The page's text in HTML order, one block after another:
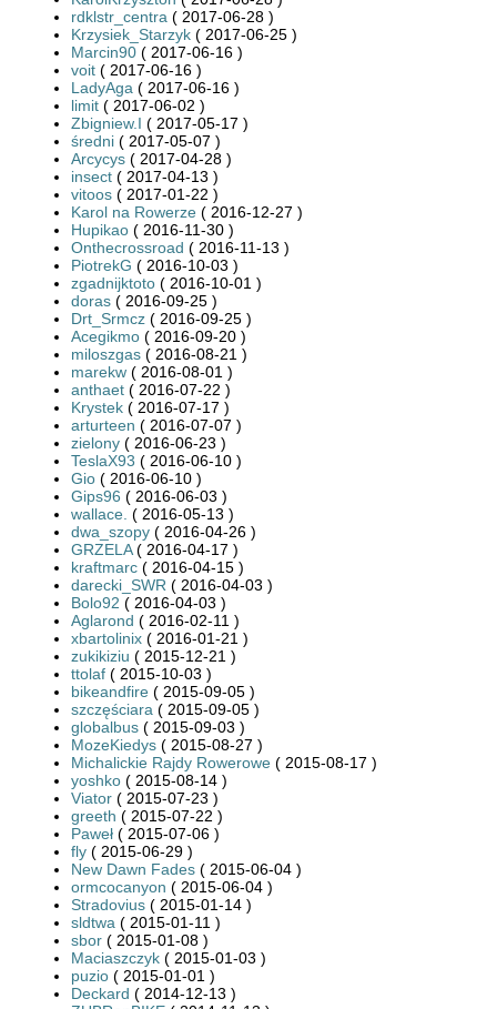
rdklstr_centra ( 2017-06-28 )
Krzysiek_Starzyk ( 2017-06-25 )
Marcin90 ( 2017-06-16 )
voit ( 2017-06-16 )
LadyAga ( 2017-06-16 )
limit ( 2017-06-02 )
Zbigniew.I ( 2017-05-17 )
średni ( 2017-05-07 )
Arcycys ( 2017-04-28 )
insect ( 2017-04-13 )
vitoos ( 2017-01-22 )
Karol na Rowerze ( 2016-12-27 )
Hupikao ( 2016-11-30 )
Onthecrossroad ( 2016-11-13 )
PiotrekG ( 2016-10-03 )
zgadnijktoto ( 2016-10-01 )
doras ( 2016-09-25 )
Drt_Srmcz ( 2016-09-25 )
Acegikmo ( 2016-09-20 )
miloszgas ( 2016-08-21 )
marekw ( 2016-08-01 )
anthaet ( 2016-07-22 )
Krystek ( 2016-07-17 )
arturteen ( 2016-07-07 )
zielony ( 2016-06-23 )
TeslaX93 ( 2016-06-10 )
Gio ( 2016-06-10 )
Gips96 ( 2016-06-03 )
wallace. ( 2016-05-13 )
dwa_szopy ( 2016-04-26 )
GRZELA( 2016-04-17 )
kraftmarc ( 2016-04-15 )
darecki_SWR ( 2016-04-03 )
Bolo92 ( 2016-04-03 )
Aglarond ( 2016-02-11 )
xbartolinix ( 2016-01-21 )
zukikiziu ( 2015-12-21 )
ttolaf ( 2015-10-03 )
bikeandfire ( 2015-09-05 )
szczęściara ( 2015-09-05 )
globalbus ( 2015-09-03 )
MozeKiedys ( 2015-08-27 )
Michalickie Rajdy Rowerowe ( 2015-08-17 )
yoshko ( 2015-08-14 )
Viator ( 2015-07-23 )
greeth ( 2015-07-22 )
Paweł ( 2015-07-06 )
fly ( 2015-06-29 )
New Dawn Fades ( 2015-06-04 )
ormcocanyon ( 2015-06-04 )
Stradovius ( 2015-01-14 )
sldtwa ( 2015-01-11 )
sbor ( 2015-01-08 )
Maciaszczyk ( 2015-01-03 )
puzio ( 2015-01-01 )
Deckard ( 2014-12-13 )